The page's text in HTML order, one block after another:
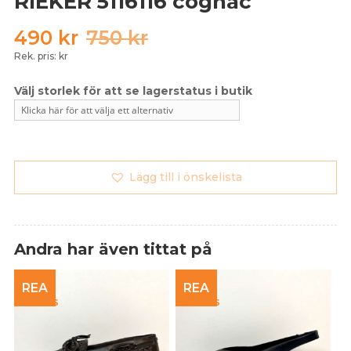
750kr
var:
750 kr.
490 kr
är:
490 kr.
Rek. pris: kr
Lägg till i önskelista
Andra har även tittat på
REA REA